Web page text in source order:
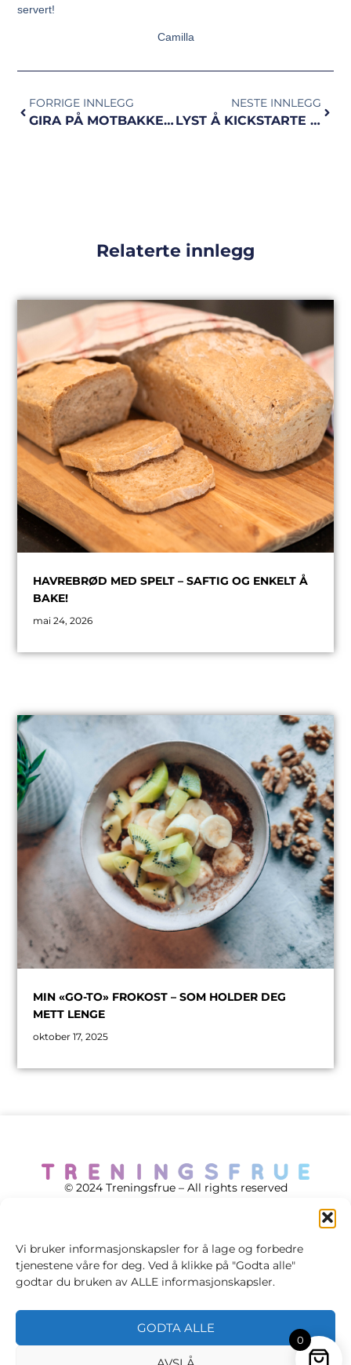
Vi bruker informasjonskapsler for å lage og forbedre
tjenestene våre for deg. Ved å klikke på "Godta alle"
godtar du bruken av ALLE informasjonskapsler.
GODTA ALLE
servert!
Camilla
FORRIGE INNLEGG
GIRA PÅ MOTBAKKEINTERVALLER?
NESTE INNLEGG
LYST Å KICKSTARTE UKA MED INTERVALLER?
Relaterte innlegg
HAVREBRØD MED SPELT – SAFTIG OG ENKELT Å
BAKE!
mai 24, 2026
MIN «GO-TO» FROKOST – SOM HOLDER DEG
METT LENGE
oktober 17, 2025
© 2024 Treningsfrue – All rights reserved
Cookie policy
Personvernsvilkår
0